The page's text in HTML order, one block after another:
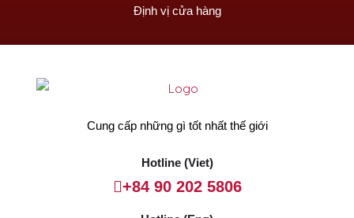
Định vị cửa hàng
Cung cấp những gì tốt nhất thế giới
Hotline (Viet)
+84 90 202 5806